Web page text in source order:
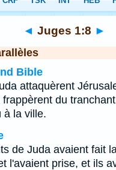
◄ Juges 1:8 ►
Bible
attaquèrent
frappèrent du
à la ville.
de Juda avaient fait
l'avaient prise, et ils